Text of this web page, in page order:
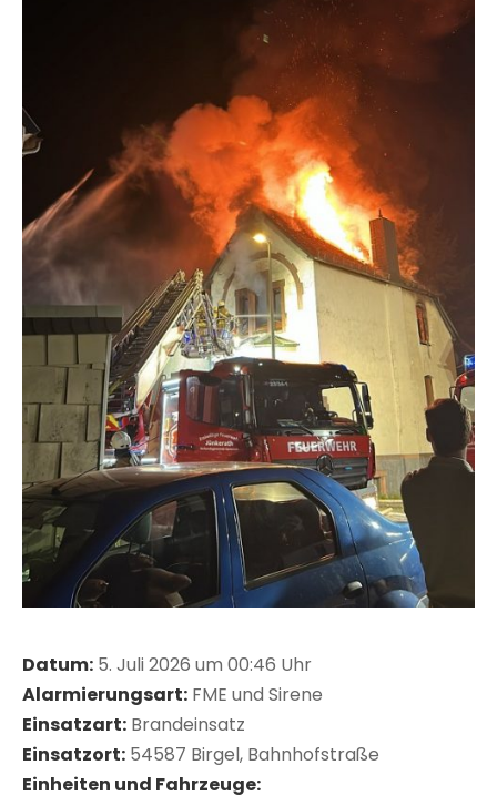
Datum: 5. Juli 2026 um 00:46 Uhr
Alarmierungsart: FME und Sirene
Einsatzart: Brandeinsatz
Einsatzort: 54587 Birgel, Bahnhofstraße
Einheiten und Fahrzeuge: